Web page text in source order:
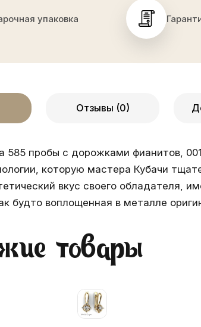
упаковка
Отзывы (0)
585 пробы с дорожками фианитов,
которую мастера Кубачи
вкус своего обладателя,
будто воплощенная в металле
товары